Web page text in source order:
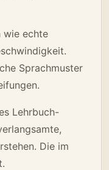
wie echte
Sprachmuster
Lehrbuch-
Die im